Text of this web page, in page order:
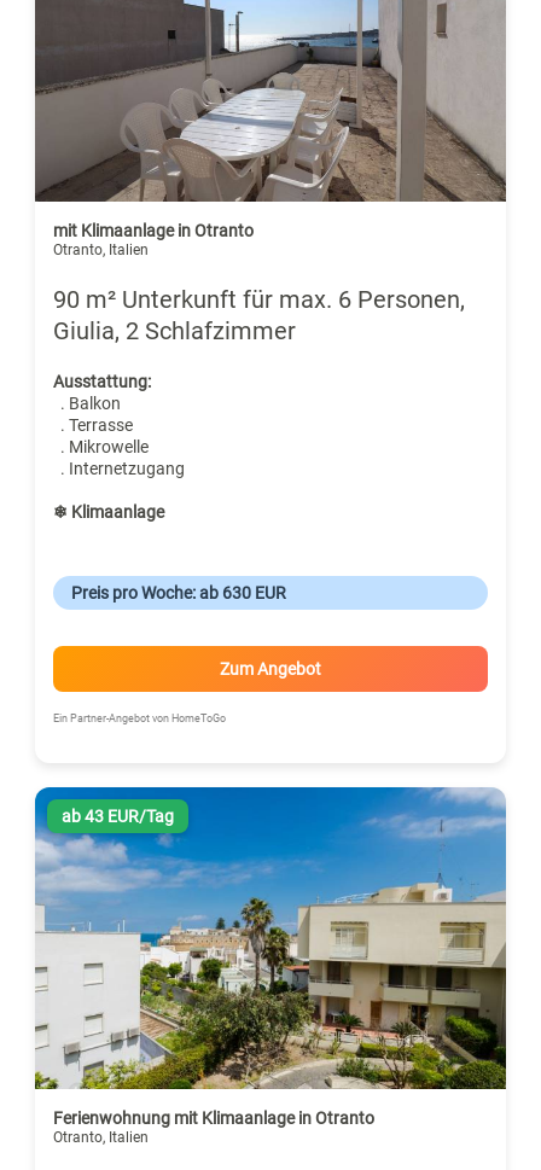
mit Klimaanlage in Otranto
Otranto, Italien
90 m² Unterkunft für max. 6 Personen,
Giulia, 2 Schlafzimmer
Ausstattung:
. Balkon
. Terrasse
. Mikrowelle
. Internetzugang
❄ Klimaanlage
Preis pro Woche: ab 630 EUR
Zum Angebot
Ein Partner-Angebot von HomeToGo
ab 43 EUR/Tag
Ferienwohnung mit Klimaanlage in Otranto
Otranto, Italien